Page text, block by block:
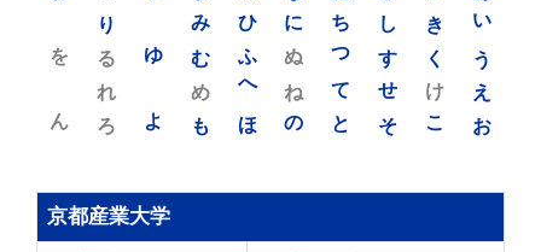
い
う
え
お
き
く
け
こ
し
す
せ
そ
ち
つ
て
と
に
ぬ
ね
の
ひ
ふ
へ
ほ
み
む
め
も
ゆ
よ
り
る
れ
ろ
を
ん
京都産業大学